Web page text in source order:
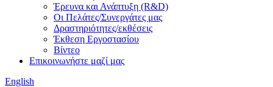
Έρευνα και Ανάπτυξη (R&D)
Οι Πελάτες/Συνεργάτες μας
Δραστηριότητες/εκθέσεις
Έκθεση Εργοστασίου
Βίντεο
Επικοινωνήστε μαζί μας
English